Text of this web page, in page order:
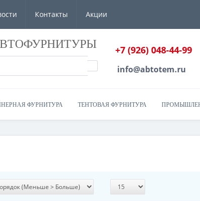
Контакты Акции
+7 (926) 048-44-99
info@abtotem.ru
ФУРНИТУРА ТЕНТОВАЯ ФУРНИТУРА